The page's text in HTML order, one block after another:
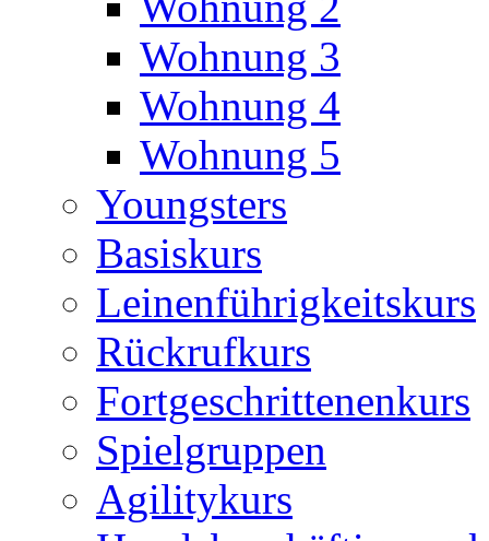
Wohnung 3
Wohnung 4
Wohnung 5
Youngsters
Basiskurs
Leinenführigkeitskurs
Rückrufkurs
Fortgeschrittenenkurs
Spielgruppen
Agilitykurs